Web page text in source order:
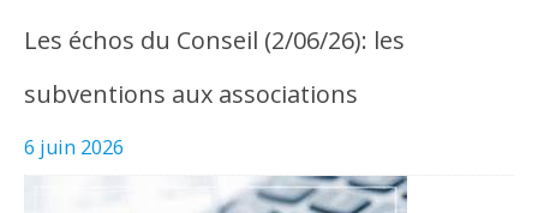
Les échos du Conseil (2/06/26): les
subventions aux associations
6 juin 2026